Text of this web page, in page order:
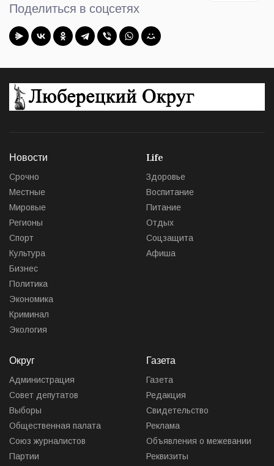
Поделиться в соцсетях
Новости
Срочно
Местные
Мировые
Регионы
Спорт
Культура
Бизнес
Политика
Экономика
Криминал
Экология
Life
Здоровье
Воспитание
Питание
Отдых
Соцзащита
Афиша
Округ
Администрация
Совет депутатов
Выборы
Общественная палата
Союз журналистов
Партии
Газета
Газета
Редакция
Свидетельство
Реклама
Объявления о межевании
Реквизиты